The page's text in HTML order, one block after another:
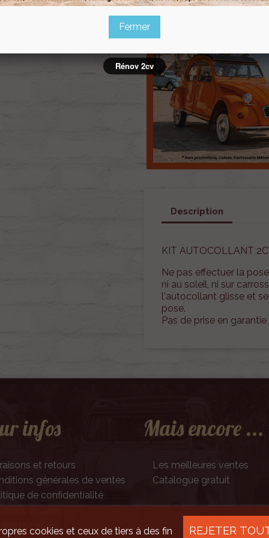
Description
KIT AUTOCOLLANT
Ne pas effectuer la
ni au soleil, ni sur
l'autocollant glisse et
pose.
Pas de prise en
infos
et retours
générales de ventes
de confidentialité
nous
Mais encore ...
Les meilleures ventes
Catalogue gratuit
cookies et ceux de tiers à des fin
REJETER
Fermer
Rénov 2cv